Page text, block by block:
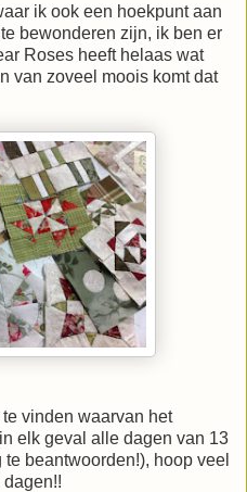
ik ook een hoekpunt aan
bewonderen zijn, ik ben er
Roses heeft helaas wat
van zoveel moois komt dat
vinden waarvan het
elk geval alle dagen van 13
beantwoorden!), hoop veel